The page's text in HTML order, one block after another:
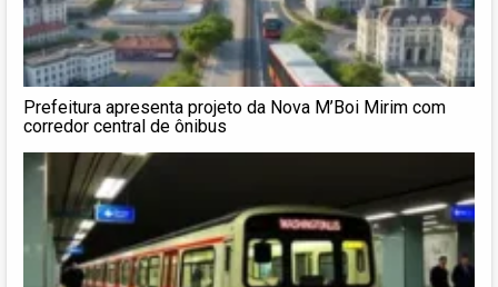
Prefeitura apresenta projeto da Nova M’Boi Mirim com
corredor central de ônibus